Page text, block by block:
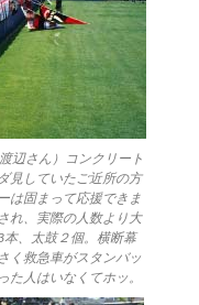
辺さん）コンクリート
見していたご近所の方
は固まって応援できま
れ、実際の人数より大
、太鼓２個。横断幕
く救急車がスタンバッ
人はいなくてホッ。